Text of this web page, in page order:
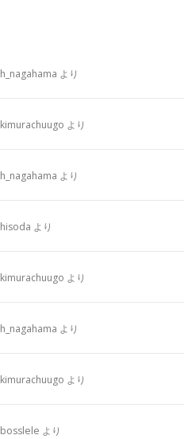
h_nagahama より
kimurachuugo より
h_nagahama より
hisoda より
kimurachuugo より
h_nagahama より
kimurachuugo より
bosslele より